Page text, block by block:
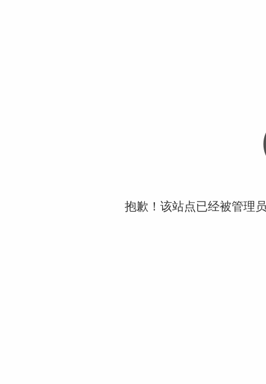
抱歉！该站点已经被管理